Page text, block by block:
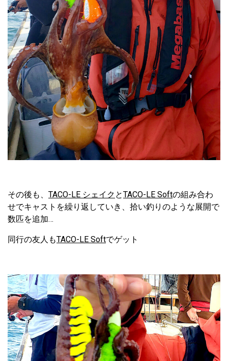
その後も、 TACO-LE シェイク とTACO-LE Softの組み合わ
せでキャストを繰り返していき、拾い釣りのような展開で
数匹を追加…
同行の友人もTACO-LE Softでゲット